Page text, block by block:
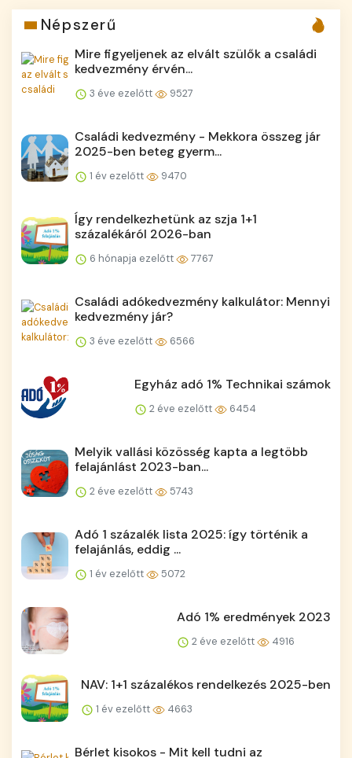
Népszerű
Mire figyeljenek az elvált szülők a családi
kedvezmény érvén...
3 éve ezelőtt 9527
Családi kedvezmény - Mekkora összeg jár
2025-ben beteg gyerm...
1 év ezelőtt 9470
Így rendelkezhetünk az szja 1+1
százalékáról 2026-ban
6 hónapja ezelőtt 7767
Családi adókedvezmény kalkulátor: Mennyi
kedvezmény jár?
3 éve ezelőtt 6566
Egyház adó 1% Technikai számok
2 éve ezelőtt 6454
Melyik vallási közösség kapta a legtöbb
felajánlást 2023-ban...
2 éve ezelőtt 5743
Adó 1 százalék lista 2025: így történik a
felajánlás, eddig ...
1 év ezelőtt 5072
Adó 1% eredmények 2023
2 éve ezelőtt 4916
NAV: 1+1 százalékos rendelkezés 2025-ben
1 év ezelőtt 4663
Bérlet kisokos - Mit kell tudni az